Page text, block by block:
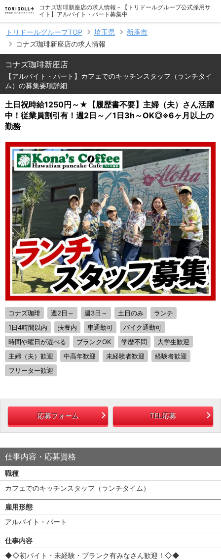
コナズ珈琲新座店の求人情報 - 【トリドールグループ公式採用サ
イト】アルバイト・パート募集中
トリドールグループTOP 埼玉県
新座市
コナズ珈琲新座店の求人情報
コナズ珈琲新座店
【アルバイト・パート】カフェでのキッチンスタッフ（ランチタイ
ム）の募集要項詳細
土日祝時給1250円～★【履歴書不要】主婦（夫）さん活躍
中！従業員割引有！週2日～／1日3h～OK◎※6ヶ月以上の
勤務
コナズ珈琲 週2日～ 週3日～ 土日のみ
ランチ
1日4時間以内
扶養内 車通勤可
バイク通勤可
時間や曜日が選べる
ブランクOK 学歴不問
大学生歓迎
主婦（夫）歓迎
中高年歓迎 未経験者歓迎
経験者歓迎
フリーター歓迎
応募フォーム TEL応募
仕事内容・応募資格
職種
カフェでのキッチンスタッフ（ランチタイム）
雇用形態
アルバイト・パート
仕事内容
◆◇初バイト・未経験・ブランク有みなさん歓迎！◇◆